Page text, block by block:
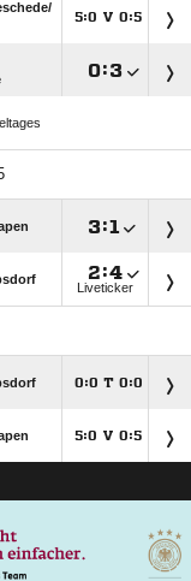
: V :
:
:
:
Liveticker
: T :
: V :